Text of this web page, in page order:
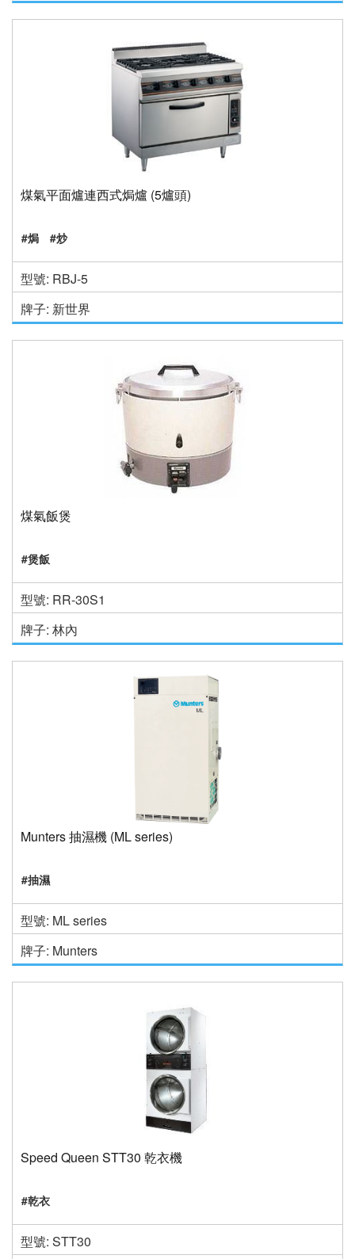
煤氣平面爐連西式焗爐 (5爐頭)
#焗 #炒
型號: RBJ-5
牌子: 新世界
煤氣飯煲
#煲飯
型號: RR-30S1
牌子: 林內
Munters 抽濕機 (ML series)
#抽濕
型號: ML series
牌子: Munters
Speed Queen STT30 乾衣機
#乾衣
型號: STT30